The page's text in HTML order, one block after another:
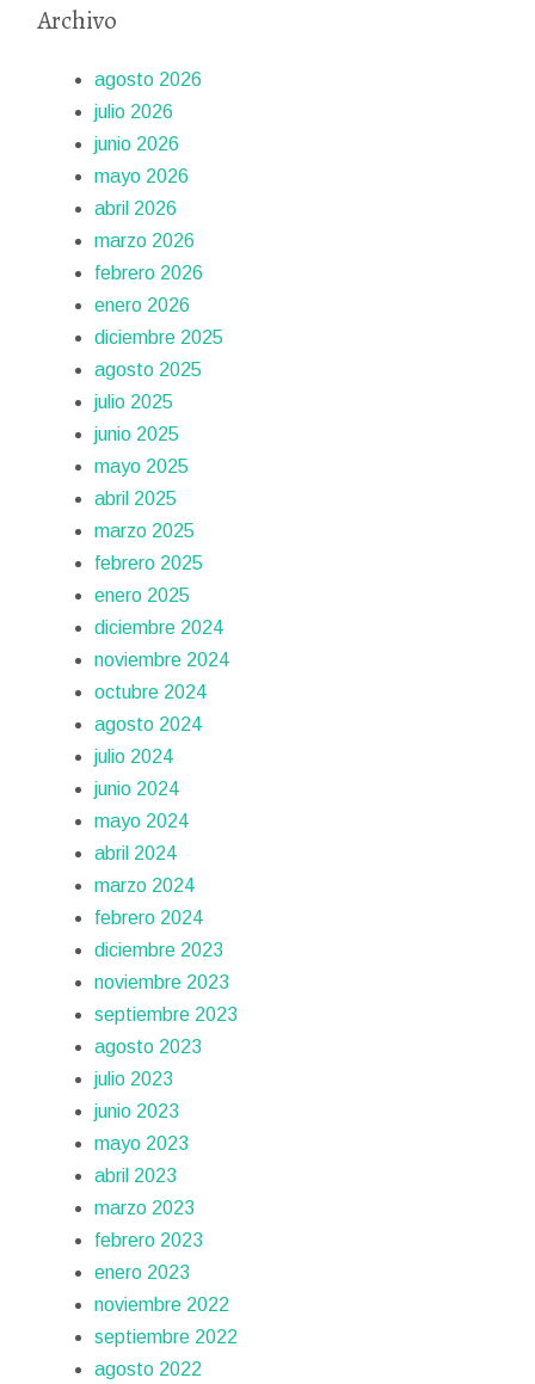
Archivo
agosto 2026
julio 2026
junio 2026
mayo 2026
abril 2026
marzo 2026
febrero 2026
enero 2026
diciembre 2025
agosto 2025
julio 2025
junio 2025
mayo 2025
abril 2025
marzo 2025
febrero 2025
enero 2025
diciembre 2024
noviembre 2024
octubre 2024
agosto 2024
julio 2024
junio 2024
mayo 2024
abril 2024
marzo 2024
febrero 2024
diciembre 2023
noviembre 2023
septiembre 2023
agosto 2023
julio 2023
junio 2023
mayo 2023
abril 2023
marzo 2023
febrero 2023
enero 2023
noviembre 2022
septiembre 2022
agosto 2022